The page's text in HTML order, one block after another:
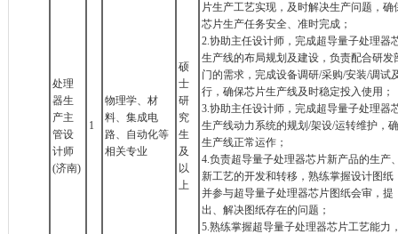
处理
器生
产主
管设
计师
(济南)
1
物理学、材
料、集成电
路、自动化等
相关专业
硕
士
研
究
生
及
以
上
片生产工艺实现，及时解决生产问题，确
芯片生产任务安全、准时完成；
2.协助主任设计师，完成超导量子处理器
生产线的布局规划及建设，负责配合研发
门的需求，完成设备调研/采购/安装/调试
行，确保芯片生产线及时稳定投入使用；
3.协助主任设计师，完成超导量子处理器
生产线动力系统的规划/架设/运转维护，
生产线正常运作；
4.负责超导量子处理器芯片新产品的生产
新工艺的开发和转移，熟练掌握设计图纸
并参与超导量子处理器芯片图纸会审，提
出、解决图纸存在的问题；
5.熟练掌握超导量子处理器芯片工艺能力